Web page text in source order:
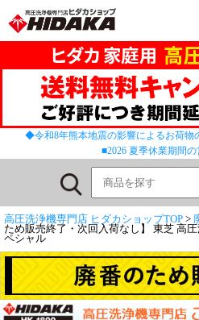
◆令和8年熊本地震の影響によるお荷
■2026 夏季休業期間
高圧洗浄機専門店 ヒダカショップTOP >
ため販売終了・次回入荷なし】 東芝 高
ペシャル